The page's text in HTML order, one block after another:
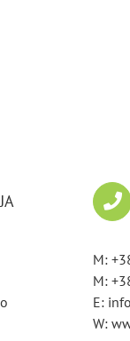
M:
M:
E:
W: